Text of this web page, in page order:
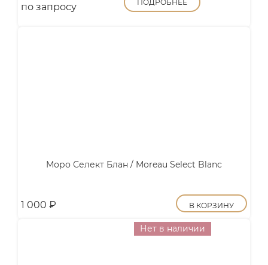
по запросу ПОДРОБНЕЕ
Моро Селект Блан / Moreau Select Blanc
1 000 ₽ В КОРЗИНУ
Нет в наличии